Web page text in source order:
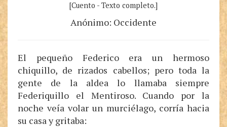
[Cuento - Texto completo.]
Anónimo: Occidente
El pequeño Federico era un hermoso
chiquillo, de rizados cabellos; pero toda la
gente de la aldea lo llamaba siempre
Federiquillo el Mentiroso. Cuando por la
noche veía volar un murciélago, corría hacia
su casa y gritaba: